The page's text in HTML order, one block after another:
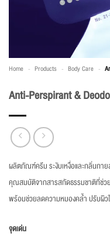
Home - Products - Body Care -
Anti-Perspirant &
ผลิตภัณฑ์ครีม ระงับเหงื่อและกลิ่นกา
คุณสมบัติจากสารสกัดธรรมชาติที่ช่ว
พร้อมช่วยลดความหมองคล้ำ ปรับผิวใ
จุดเด่น